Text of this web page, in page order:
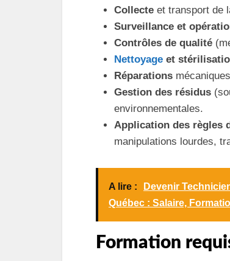
Collecte et transport de
Surveillance et
Contrôles de qualité
Nettoyage et
Réparations
Gestion des résidus
environnementales.
Application des règles
manipulations lourdes,
A lire :
Devenir
Québec : Salaire,
Formation